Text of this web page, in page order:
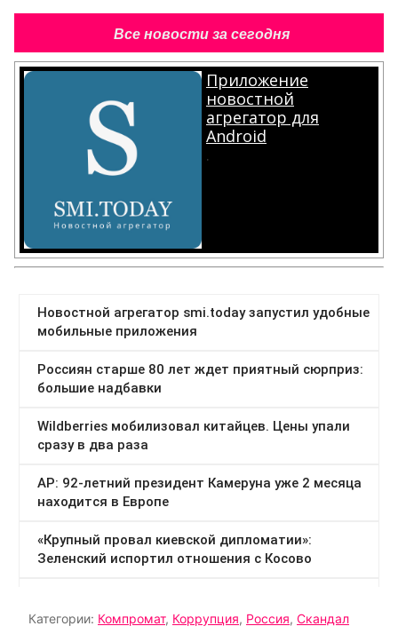
Все новости за сегодня
Приложение
новостной
агрегатор для
Android
.
Категории: Компромат, Коррупция, Россия, Скандал